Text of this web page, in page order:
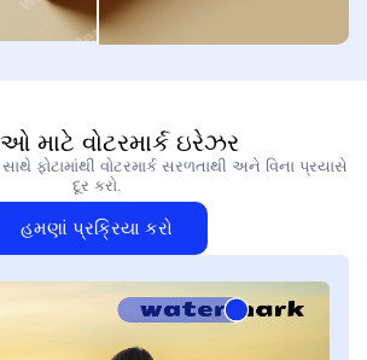
માટે વોટરમાર્ક ઇરેઝર
ફોટામાંથી વોટરમાર્ક સરળતાથી અને વિના પ્રયાસે
દૂર કરો.
હમણાં પ્રક્રિયા કરો